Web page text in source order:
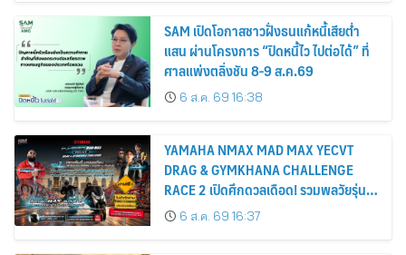
SAM เปิดโอกาสชาวฝั่งธนแก้หนี้เสียต่ำ
แสน ผ่านโครงการ “ปิดหนี้ไว ไปต่อได้” ที่
ศาลแพ่งตลิ่งชัน 8-9 ส.ค.69
6 ส.ค. 69 16:38
YAMAHA NMAX MAD MAX YECVT
DRAG & GYMKHANA CHALLENGE
RACE 2 เปิดศึกดวลเดือด! รวมพลวัยรุ่น
ชามไฟฟ้า ล่าตำแหน่ง KING OF MAX
6 ส.ค. 69 16:37